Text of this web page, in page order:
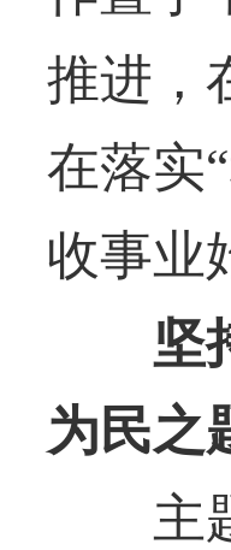
推进，
在落实
收事业
坚持
为民之
主题